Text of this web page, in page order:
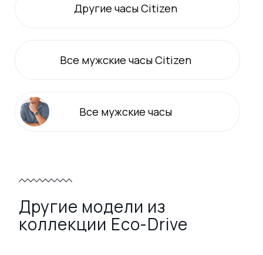
Другие часы Citizen
Все мужские часы Citizen
Все мужские часы
Другие модели из
коллекции Eco-Drive